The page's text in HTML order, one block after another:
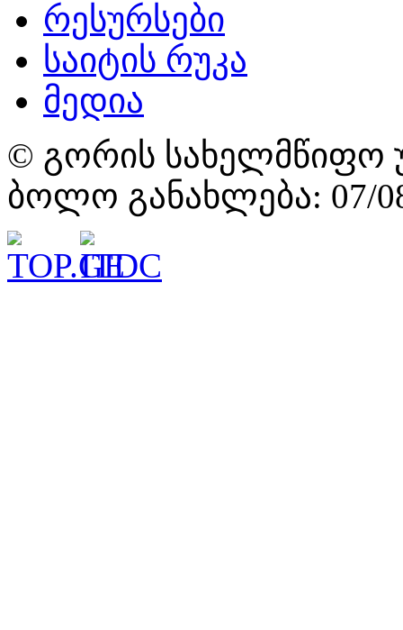
რესურსები
საიტის რუკა
მედია
© გორის სახელმწიფო
ბოლო განახლება: 07/